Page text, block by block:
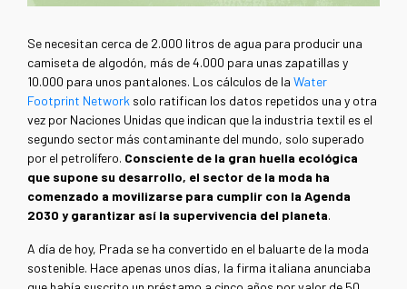
Se necesitan cerca de 2.000 litros de agua para producir una
camiseta de algodón, más de 4.000 para unas zapatillas y
10.000 para unos pantalones. Los cálculos de la Water
Footprint Network solo ratifican los datos repetidos una y otra
vez por Naciones Unidas que indican que la industria textil es el
segundo sector más contaminante del mundo, solo superado
por el petrolífero. Consciente de la gran huella ecológica
que supone su desarrollo, el sector de la moda ha
comenzado a movilizarse para cumplir con la Agenda
2030 y garantizar así la supervivencia del planeta.
A día de hoy, Prada se ha convertido en el baluarte de la moda
sostenible. Hace apenas unos días, la firma italiana anunciaba